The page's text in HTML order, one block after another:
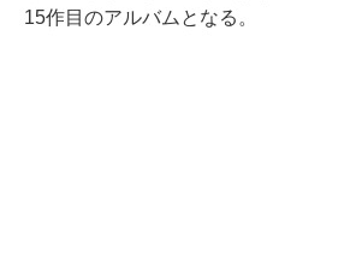
15作目のアルバムとなる。